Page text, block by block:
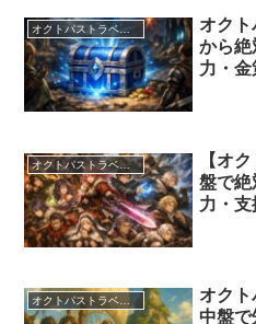
オクトパストラベラーズ0
オク
から絶
力・
オクトパストラベラーズ0
【オ
盤で絶
力・
オクトパストラベラーズ0
オク
中盤で